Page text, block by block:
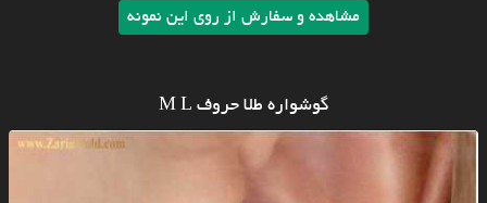
مشاهده و سفارش از روی این نمونه
گوشواره طلا حروف M L